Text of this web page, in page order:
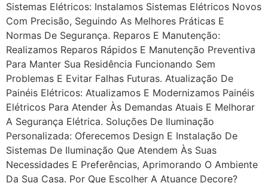
Sistemas Elétricos: Instalamos Sistemas Elétricos Novos
Com Precisão, Seguindo As Melhores Práticas E
Normas De Segurança. Reparos E Manutenção:
Realizamos Reparos Rápidos E Manutenção Preventiva
Para Manter Sua Residência Funcionando Sem
Problemas E Evitar Falhas Futuras. Atualização De
Painéis Elétricos: Atualizamos E Modernizamos Painéis
Elétricos Para Atender Às Demandas Atuais E Melhorar
A Segurança Elétrica. Soluções De Iluminação
Personalizada: Oferecemos Design E Instalação De
Sistemas De Iluminação Que Atendem Às Suas
Necessidades E Preferências, Aprimorando O Ambiente
Da Sua Casa. Por Que Escolher A Atuance Decore?